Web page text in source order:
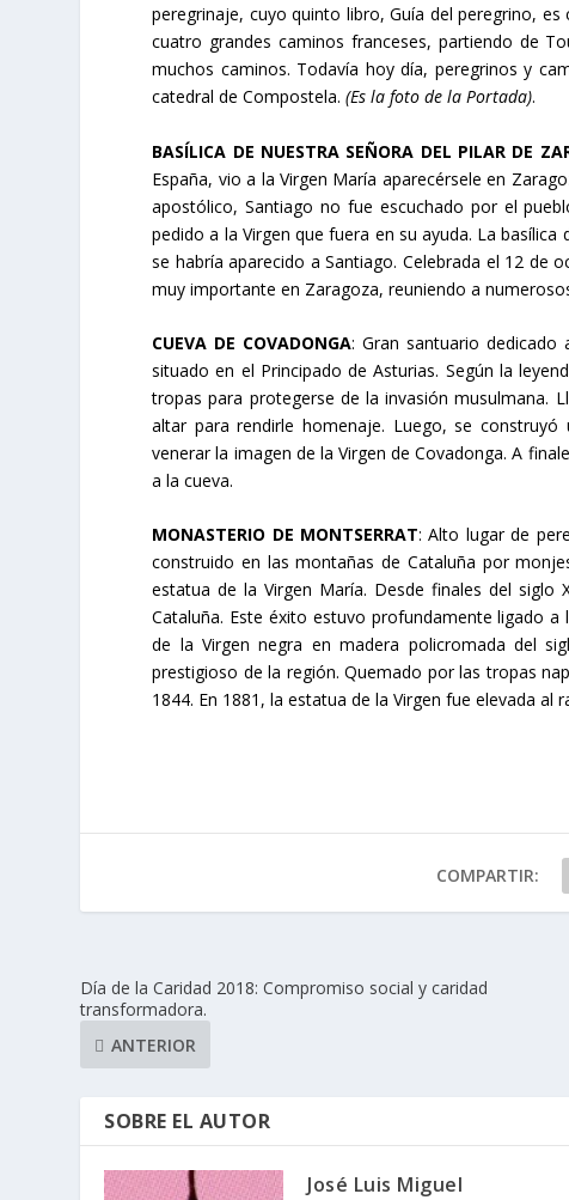
peregrinaje, cuyo quinto libro, Guía del peregrino,
cuatro grandes caminos franceses, partiendo de
muchos caminos. Todavía hoy día, peregrinos y
catedral de Compostela.(Es la foto de la Portada).
BASÍLICA DE NUESTRA SEÑORA DEL PILAR DE
España, vio a la Virgen María aparecérsele en
apostólico, Santiago no fue escuchado por el
pedido a la Virgen que fuera en su ayuda. La
se habría aparecido a Santiago. Celebrada el 12 de
muy importante en Zaragoza, reuniendo a
CUEVA DE COVADONGA: Gran santuario dedicado
situado en el Principado de Asturias. Según la
tropas para protegerse de la invasión musulmana.
altar para rendirle homenaje. Luego, se
venerar la imagen de la Virgen de Covadonga. A
a la cueva.
MONASTERIO DE MONTSERRAT: Alto lugar de
construido en las montañas de Cataluña por
estatua de la Virgen María. Desde finales del
Cataluña. Este éxito estuvo profundamente ligado a
de la Virgen negra en madera policromada del
prestigioso de la región. Quemado por las tropas
1844. En 1881, la estatua de la Virgen fue elevada al
COMPARTIR:
Día de la Caridad 2018: Compromiso social y caridad
transformadora.
ANTERIOR
SOBRE EL AUTOR
José Luis Miguel